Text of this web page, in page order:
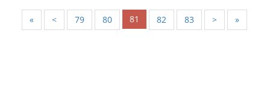
« < 79 80 81 82 83 > »